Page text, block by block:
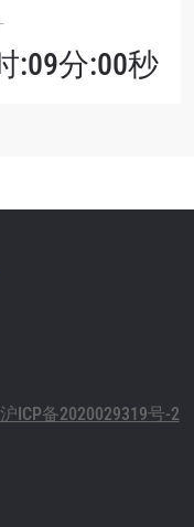
:09分:00秒
沪ICP备2020029319号-2